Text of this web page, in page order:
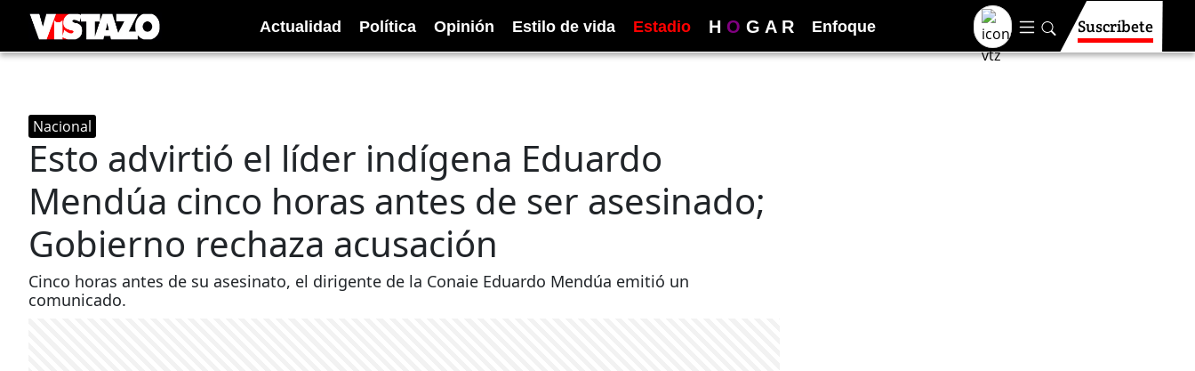
Actualidad Política Opinión Estilo de vida Estadio H O G A R Enfoque Suscríbete
Nacional
Esto advirtió el líder indígena Eduardo
Mendúa cinco horas antes de ser asesinado;
Gobierno rechaza acusación
Cinco horas antes de su asesinato, el dirigente de la Conaie Eduardo Mendúa emitió un
comunicado.